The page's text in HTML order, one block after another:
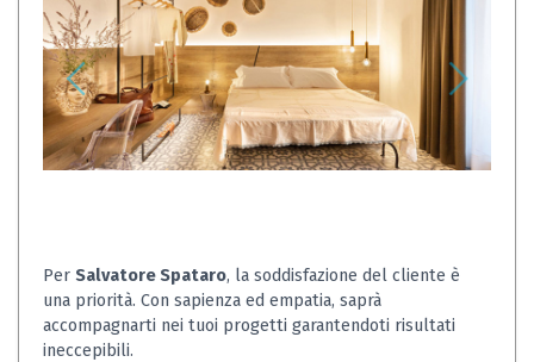
Per Salvatore Spataro, la soddisfazione del cliente è
una priorità. Con sapienza ed empatia, saprà
accompagnarti nei tuoi progetti garantendoti risultati
ineccepibili.